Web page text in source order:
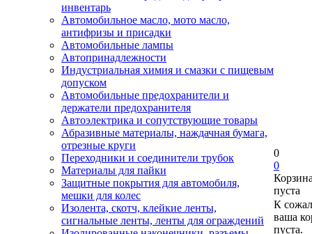
инвентарь
Автомобильное масло, мото масло,
антифризы и присадки
Автомобильные лампы
Автопринадлежности
Индустриальная химия и смазки с пищевым
допуском
Автомобильные предохранители и
держатели предохранителя
Автоэлектрика и сопутствующие товары
Абразивные материалы, наждачная бумага,
отрезные круги
Переходники и соединители трубок
Материалы для пайки
Защитные покрытия для автомобиля,
мешки для колес
Изолента, скотч, клейкие ленты,
сигнальные ленты, ленты для ограждений
0
0
пуста
К
ваша
пуста.